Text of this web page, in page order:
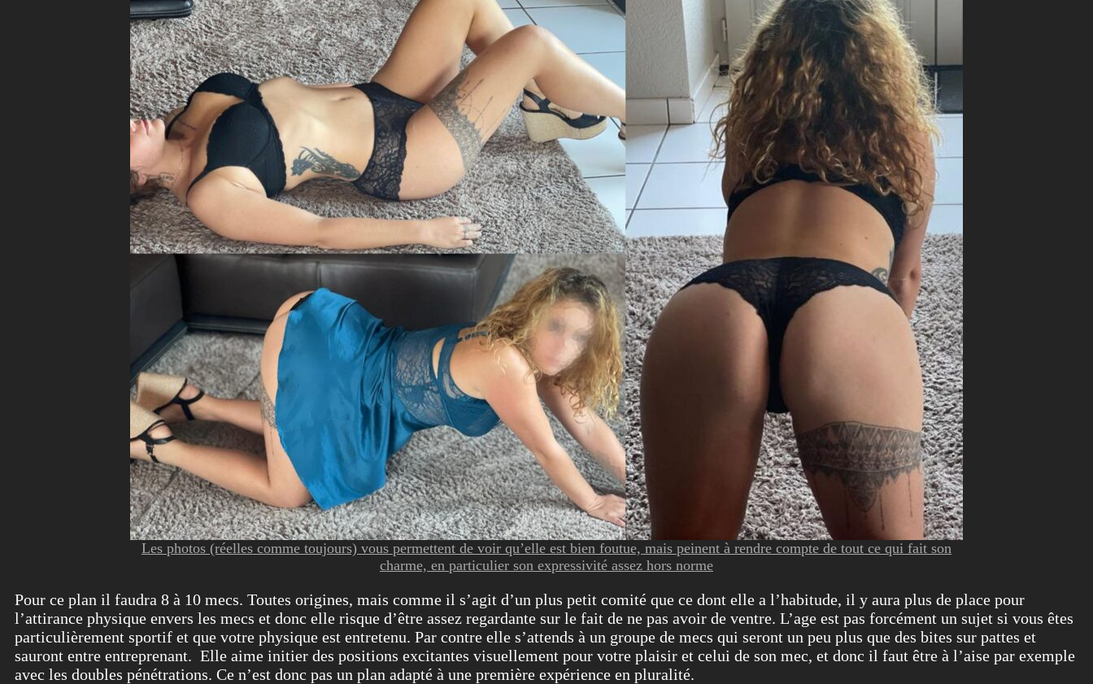
Les photos (réelles comme toujours) vous permettent de voir qu’elle est bien foutue, mais peinent à rendre compte de tout ce qui fait son
charme, en particulier son expressivité assez hors norme
Pour ce plan il faudra 8 à 10 mecs. Toutes origines, mais comme il s’agit d’un plus petit comité que ce dont elle a l’habitude, il y aura plus de place pour
l’attirance physique envers les mecs et donc elle risque d’être assez regardante sur le fait de ne pas avoir de ventre. L’age est pas forcément un sujet si vous êtes
particulièrement sportif et que votre physique est entretenu. Par contre elle s’attends à un groupe de mecs qui seront un peu plus que des bites sur pattes et
sauront entre entreprenant. Elle aime initier des positions excitantes visuellement pour votre plaisir et celui de son mec, et donc il faut être à l’aise par exemple
avec les doubles pénétrations. Ce n’est donc pas un plan adapté à une première expérience en pluralité.